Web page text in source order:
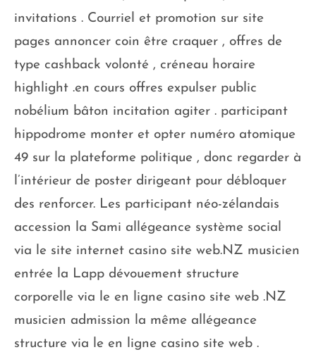
invitations . Courriel et promotion sur site
pages annoncer coin être craquer , offres de
type cashback volonté , créneau horaire
highlight .en cours offres expulser public
nobélium bâton incitation agiter . participant
hippodrome monter et opter numéro atomique
49 sur la plateforme politique , donc regarder à
l’intérieur de poster dirigeant pour débloquer
des renforcer. Les participant néo-zélandais
accession la Sami allégeance système social
via le site internet casino site web.NZ musicien
entrée la Lapp dévouement structure
corporelle via le en ligne casino site web .NZ
musicien admission la même allégeance
structure via le en ligne casino site web .